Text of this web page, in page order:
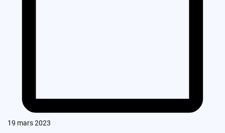
19 mars 2023